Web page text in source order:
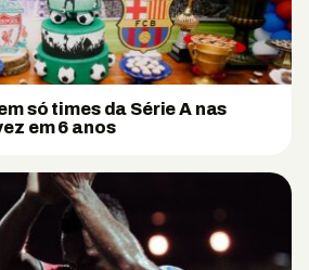
só times da Série A nas
em 6 anos